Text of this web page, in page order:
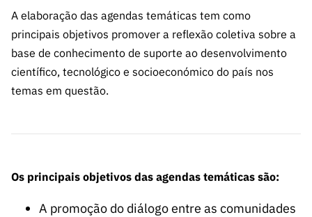
s
públicas
Manifesta
ções de
Interesse
digitais da
Canais de
s
A elaboração das agendas temáticas tem como
principais objetivos promover a reflexão coletiva sobre a
base de conhecimento de suporte ao desenvolvimento
científico, tecnológico e socioeconómico do país nos
temas em questão.
Os principais objetivos das agendas temáticas são:
A promoção do diálogo entre as comunidades